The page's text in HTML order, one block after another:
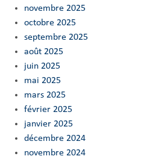
novembre 2025
octobre 2025
septembre 2025
août 2025
juin 2025
mai 2025
mars 2025
février 2025
janvier 2025
décembre 2024
novembre 2024